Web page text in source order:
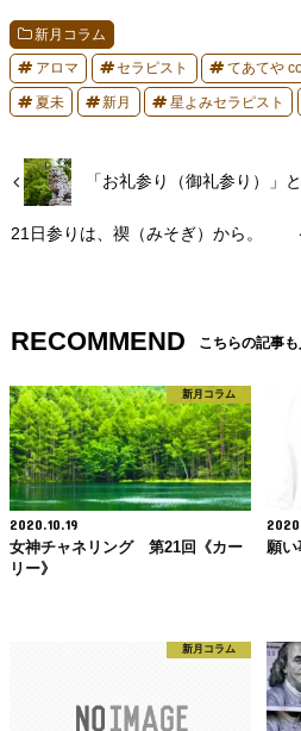
新月コラム
アロマ セラピスト てあてや
夏未 新月 星よみセラピスト
「お礼参り（御礼参り）」
21日参りは、禊（みそぎ）から。
RECOMMEND こちらの記事も
新月コラム
2020.10.19
女神チャネリング 第21回《カー
リー》
願い
新月コラム